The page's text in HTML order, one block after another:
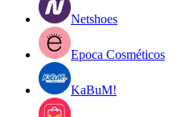
Netshoes
Epoca Cosméticos
KaBuM!